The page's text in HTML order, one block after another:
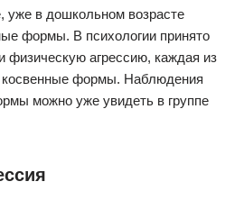
уже в дошкольном возрасте
формы. В психологии принято
физическую агрессию, каждая из
косвенные формы. Наблюдения
можно уже увидеть в группе